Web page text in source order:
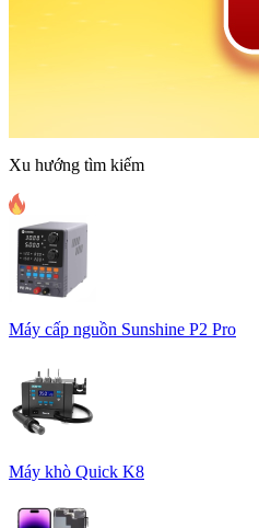
Xu hướng tìm kiếm
Máy cấp nguồn Sunshine P2 Pro
Máy khò Quick K8